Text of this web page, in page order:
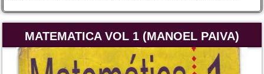
MATEMATICA VOL 1 (MANOEL PAIVA)